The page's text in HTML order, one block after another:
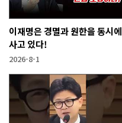
이재명은 경멸과 원한을 동시에
사고 있다!
2026-8-1